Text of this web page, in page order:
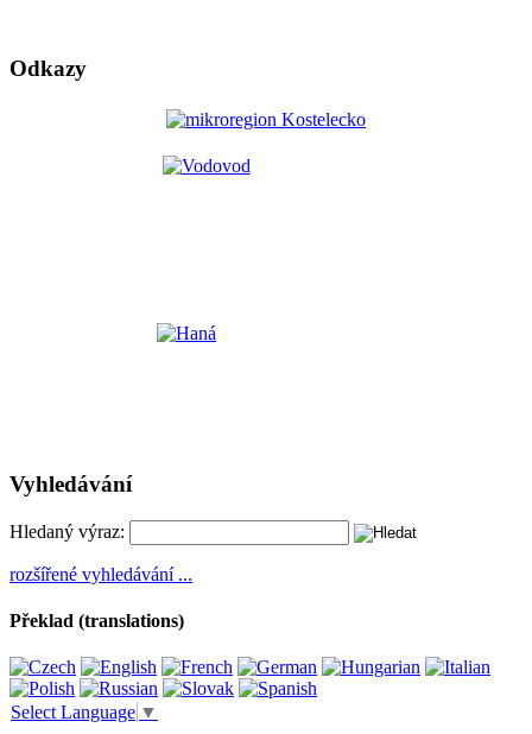
Odkazy
Vyhledávání
Hledaný výraz:
rozšířené vyhledávání ...
Překlad (translations)
Select Language ▼